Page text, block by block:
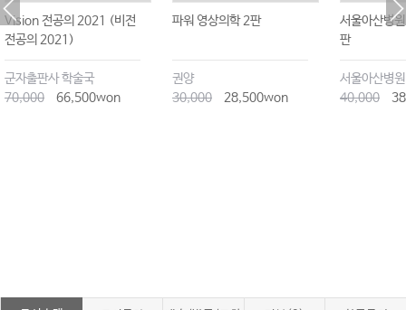
Vision 전공의 2021 (비전
전공의 2021)
군자출판사 학술국
70,000
66,500won
파워 영상의학 2판
권양
30,000
28,500won
서울아산병
판
서울아산병
40,000